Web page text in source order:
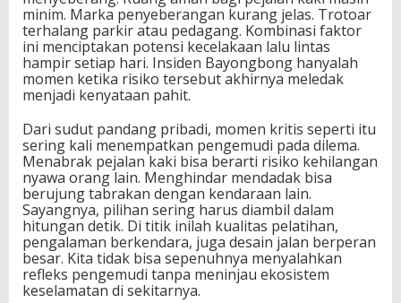
minim. Marka penyeberangan kurang jelas. Trotoar
terhalang parkir atau pedagang. Kombinasi faktor
ini menciptakan potensi kecelakaan lalu lintas
hampir setiap hari. Insiden Bayongbong hanyalah
momen ketika risiko tersebut akhirnya meledak
menjadi kenyataan pahit.
Dari sudut pandang pribadi, momen kritis seperti itu
sering kali menempatkan pengemudi pada dilema.
Menabrak pejalan kaki bisa berarti risiko kehilangan
nyawa orang lain. Menghindar mendadak bisa
berujung tabrakan dengan kendaraan lain.
Sayangnya, pilihan sering harus diambil dalam
hitungan detik. Di titik inilah kualitas pelatihan,
pengalaman berkendara, juga desain jalan berperan
besar. Kita tidak bisa sepenuhnya menyalahkan
refleks pengemudi tanpa meninjau ekosistem
keselamatan di sekitarnya.